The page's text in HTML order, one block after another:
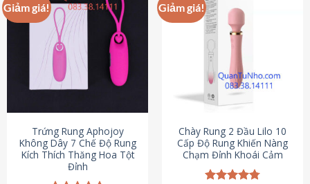
Giảm giá!
Trứng Rung Aphojoy
Không Dây 7 Chế Độ Rung
Kích Thích Thăng Hoa Tột
Đỉnh
Giảm giá!
Chày Rung 2 Đầu Lilo 10
Cấp Độ Rung Khiến Nàng
Chạm Đỉnh Khoái Cảm